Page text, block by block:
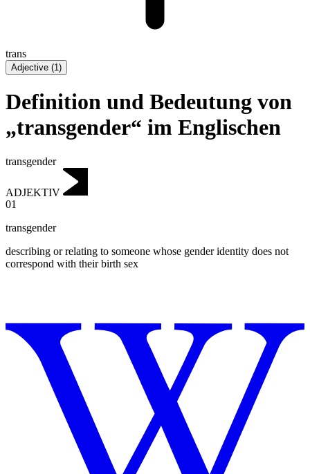
trans
Adjective (1)
Definition und Bedeutung von
„transgender“ im Englischen
transgender
ADJEKTIV
01
transgender
describing or relating to someone whose gender identity does not
correspond with their birth sex